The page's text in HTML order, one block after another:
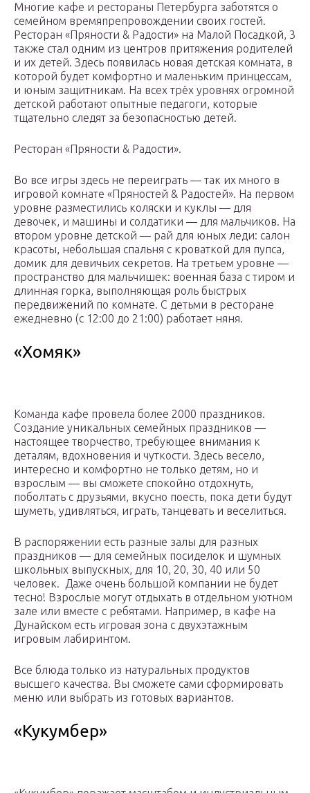
Многие кафе и рестораны Петербурга заботятся о
семейном времяпрепровождении своих гостей.
Ресторан «Пряности & Радости» на Малой Посадкой, 3
также стал одним из центров притяжения родителей
и их детей. Здесь появилась новая детская комната, в
которой будет комфортно и маленьким принцессам,
и юным защитникам. На всех трёх уровнях огромной
детской работают опытные педагоги, которые
тщательно следят за безопасностью детей.
Ресторан «Пряности & Радости».
Во все игры здесь не переиграть — так их много в
игровой комнате «Пряностей & Радостей». На первом
уровне разместились коляски и куклы — для
девочек, и машины и солдатики — для мальчиков. На
втором уровне детской — рай для юных леди: салон
красоты, небольшая спальня с кроваткой для пупса,
домик для девичьих секретов. На третьем уровне —
пространство для мальчишек: военная база с тиром и
длинная горка, выполняющая роль быстрых
передвижений по комнате. С детьми в ресторане
ежедневно (с 12:00 до 21:00) работает няня.
«Хомяк»
Команда кафе провела более 2000 праздников.
Создание уникальных семейных праздников —
настоящее творчество, требующее внимания к
деталям, вдохновения и чуткости. Здесь весело,
интересно и комфортно не только детям, но и
взрослым — вы сможете спокойно отдохнуть,
поболтать с друзьями, вкусно поесть, пока дети будут
шуметь, удивляться, играть, танцевать и веселиться.
В распоряжении есть разные залы для разных
праздников — для семейных посиделок и шумных
школьных выпускных, для 10, 20, 30, 40 или 50
человек. Даже очень большой компании не будет
тесно! Взрослые могут отдыхать в отдельном уютном
зале или вместе с ребятами. Например, в кафе на
Дунайском есть игровая зона с двухэтажным
игровым лабиринтом.
Все блюда только из натуральных продуктов
высшего качества. Вы сможете сами сформировать
меню или выбрать из готовых вариантов.
«Кукумбер»